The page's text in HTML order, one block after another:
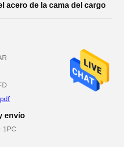
acero de la cama del cargo
envío
1PC